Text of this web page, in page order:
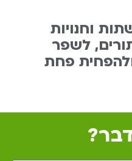
וחנויות
לשפר
ולהפחית פחת